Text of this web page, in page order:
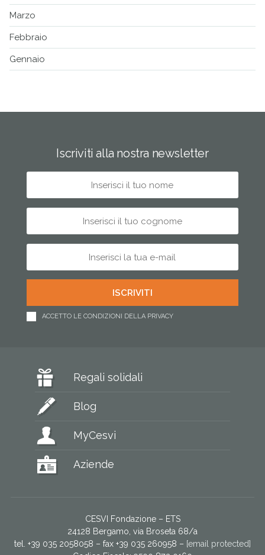
Marzo
Febbraio
Gennaio
Iscriviti alla nostra newsletter
ACCETTO LE CONDIZIONI DELLA PRIVACY
Regali solidali
Blog
MyCesvi
Aziende
CESVI Fondazione – ETS
24128 Bergamo, via Broseta 68/a
tel. +39 035 2058058 – fax +39 035 260958 – [email protected]